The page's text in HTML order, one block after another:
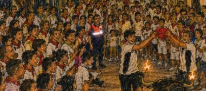
Escuela Infantil Municipal Fuente Palmera